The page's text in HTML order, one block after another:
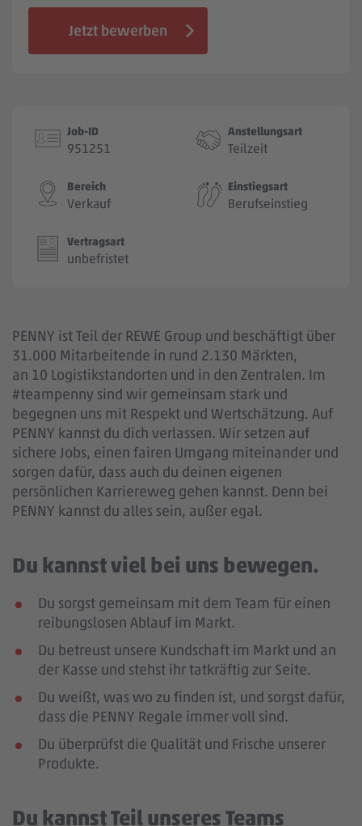
Jobbörse
Jetzt bewerben
Job-ID
951251
Anstellungsart
Teilzeit
Bereich
Verkauf
Einstiegsart
Berufseinstieg
Vertragsart
unbefristet
PENNY ist Teil der REWE Group und beschäftigt über
31.000 Mitarbeitende in rund 2.130 Märkten,
an 10 Logistikstandorten und in den Zentralen. Im
#teampenny sind wir gemeinsam stark und
begegnen uns mit Respekt und Wertschätzung. Auf
PENNY kannst du dich verlassen. Wir setzen auf
sichere Jobs, einen fairen Umgang miteinander und
sorgen dafür, dass auch du deinen eigenen
persönlichen Karriereweg gehen kannst. Denn bei
PENNY kannst du alles sein, außer egal.
Du kannst viel bei uns bewegen.
Du sorgst gemeinsam mit dem Team für einen
reibungslosen Ablauf im Markt.
Du betreust unsere Kundschaft im Markt und an
der Kasse und stehst ihr tatkräftig zur Seite.
Du weißt, was wo zu finden ist, und sorgst dafür,
dass die PENNY Regale immer voll sind.
Du überprüfst die Qualität und Frische unserer
Produkte.
Du kannst Teil unseres Teams